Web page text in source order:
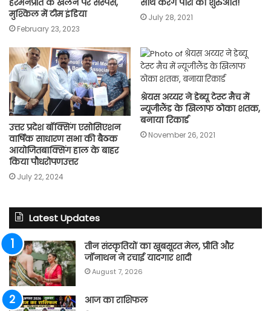
मुश्किल में टीम इंडिया
February 23, 2023
July 28, 2021
उत्तर प्रदेश बॉक्सिंग एसोसिएशन
वार्षिक साधारण सभा की बैठक
आयोजितबाक्सिंग हाल के बाहर
किया पौधरोपणउत्तर
July 22, 2024
श्रेयस अय्यर ने डेब्यू टेस्ट मैच में
न्यूजीलैंड के खिलाफ ठोका शतक,
बनाया रिकार्ड
November 26, 2021
Latest Updates
तीन संस्कृतियों का खूबसूरत मेल, प्रीति और
जॉनाथन ने रचाई यादगार शादी
August 7, 2026
आज का राशिफल